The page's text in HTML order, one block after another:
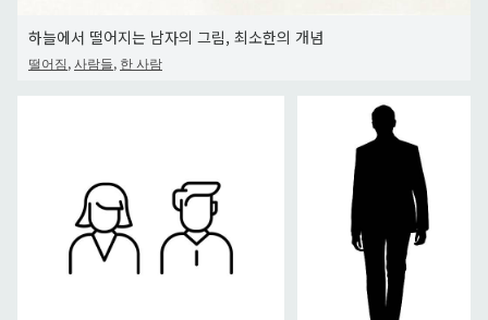
하늘에서 떨어지는 남자의 그림, 최소한의 개념
떨어짐 , 사람들, 한 사람